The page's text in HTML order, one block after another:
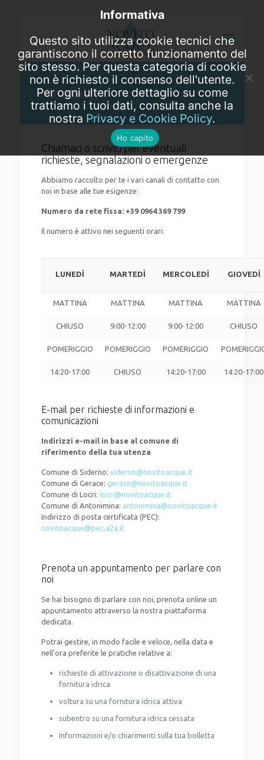
Contatti
Chiamaci o scrivici per eventuali
richieste, segnalazioni o emergenze
Abbiamo raccolto per te i vari canali di contatto con
noi in base alle tue esigenze:
Numero da rete fissa: +39 0964 369 799
Il numero è attivo nei seguenti orari:
LUNEDÌ MARTEDÌ MERCOLEDÌ GIOVEDÌ
MATTINA MATTINA MATTINA MATTINA
CHIUSO 9:00-12:00 9:00-12:00 CHIUSO
POMERIGGIO POMERIGGIO POMERIGGIO
14:20-17:00 CHIUSO 14:20-17:00 14:20-17:00
E-mail per richieste di informazioni e
comunicazioni
Indirizzi e-mail in base al comune di
riferimento della tua utenza
Comune di Siderno: siderno@novitoacque.it
Comune di Gerace: gerace@novitoacque.it
Comune di Locri: locri@novitoacque.it
Comune di Antonimina: antonimina@novitoacque.it
Indirizzo di posta certificata (PEC):
novitoacque@pec.a2a.it
Prenota un appuntamento per parlare con
noi
Se hai bisogno di parlare con noi, prenota online un
appuntamento attraverso la nostra piattaforma
dedicata.
Potrai gestire, in modo facile e veloce, nella data e
nell’ora preferite le pratiche relative a:
richieste di attivazione o disattivazione di una
fornitura idrica
voltura su una fornitura idrica attiva
subentro su una fornitura idrica cessata
Informazioni e/o chiarimenti sulla tua bolletta
Informativa
Questo sito utilizza cookie tecnici che
garantiscono il corretto funzionamento del
sito stesso. Per questa categoria di cookie
non è richiesto il consenso dell'utente.
Per ogni ulteriore dettaglio su come
trattiamo i tuoi dati, consulta anche la
nostra Privacy e Cookie Policy.
Ho capito